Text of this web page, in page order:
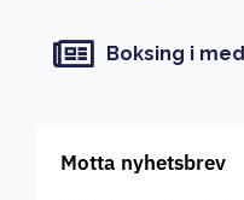
Boksing i
Motta nyhetsbrev